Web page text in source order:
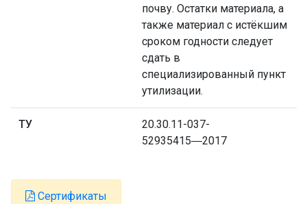
почву. Остатки материала, а
также материал с истёкшим
сроком годности следует
сдать в
специализированный пункт
утилизации.
ТУ
20.30.11-037-
52935415―2017
Сертификаты